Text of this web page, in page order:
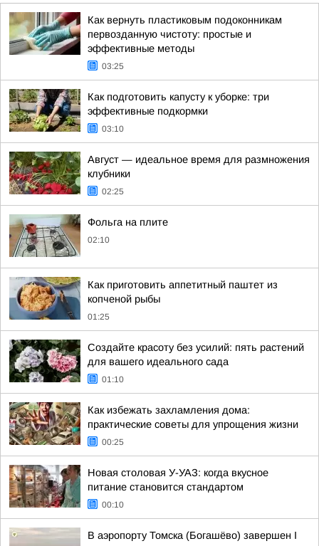
Как вернуть пластиковым подоконникам
первозданную чистоту: простые и
эффективные методы
03:25
Как подготовить капусту к уборке: три
эффективные подкормки
03:10
Август — идеальное время для размножения
клубники
02:25
Фольга на плите
02:10
Как приготовить аппетитный паштет из
копченой рыбы
01:25
Создайте красоту без усилий: пять растений
для вашего идеального сада
01:10
Как избежать захламления дома:
практические советы для упрощения жизни
00:25
Новая столовая У-УАЗ: когда вкусное
питание становится стандартом
00:10
В аэропорту Томска (Богашёво) завершен I